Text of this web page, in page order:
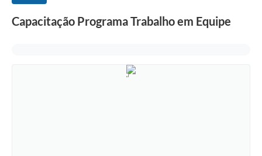
Capacitação Programa Trabalho em Equipe